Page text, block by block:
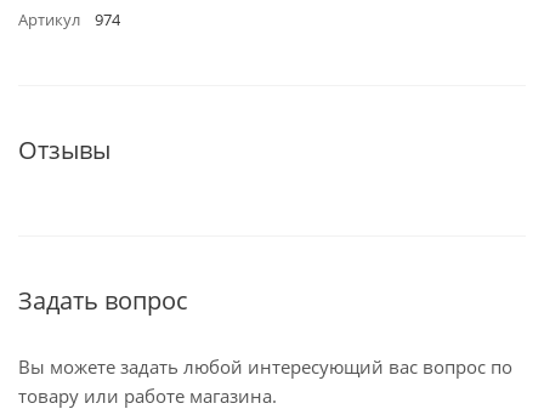
Артикул
974
Отзывы
Задать вопрос
Вы можете задать любой интересующий вас вопрос по
товару или работе магазина.